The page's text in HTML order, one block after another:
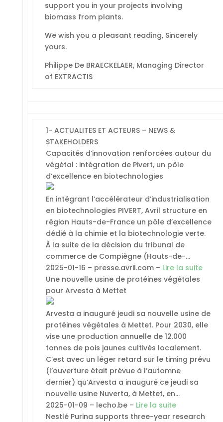
support you in your projects involving
biomass from plants.
We wish you a pleasant reading, Sincerely
yours.
Philippe De BRAECKELAER, Managing Director
of EXTRACTIS
1- ACTUALITES ET ACTEURS – NEWS &
STAKEHOLDERS
Capacités d’innovation renforcées autour du
végétal : intégration de Pivert, un pôle
d’excellence en biotechnologies
En intégrant l’accélérateur d’industrialisation
en biotechnologies PIVERT, Avril structure en
région Hauts-de-France un pôle d’excellence
dédié à la chimie et la biotechnologie verte.
À la suite de la décision du tribunal de
commerce de Compiègne (Hauts-de-…
2025-01-16 – presse.avril.com – Lire la suite
Une nouvelle usine de protéines végétales
pour Arvesta à Mettet
Arvesta a inauguré jeudi sa nouvelle usine de
protéines végétales à Mettet. Pour 2030, elle
vise une production annuelle de 12.000
tonnes de pois jaunes cultivés localement.
C’est avec un léger retard sur le timing prévu
(l’ouverture était prévue à l’automne
dernier) qu’Arvesta a inauguré ce jeudi sa
nouvelle usine Nuverta, à Mettet, en…
2025-01-09 – lecho.be – Lire la suite
Nestlé Purina supports three-year research